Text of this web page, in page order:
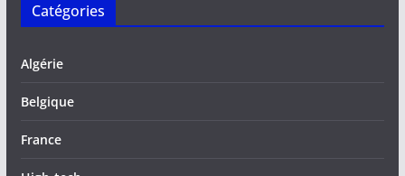
Catégories
Algérie
Belgique
France